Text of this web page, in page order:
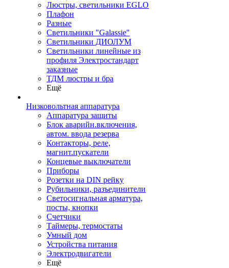
Люстры, светильники EGLO
Плафон
Разные
Светильники "Galassie"
Светильники ДИОЛУМ
Светильники линейные из
профиля Электростандарт
заказные
ТДМ люстры и бра
Ещё
Низковольтная аппаратура
Аппаратура защиты
Блок аварийн.включения,
автом. ввода резерва
Контакторы, реле,
магнит.пускатели
Концевые выключатели
Приборы
Розетки на DIN рейку
Рубильники, разъединители
Светосигнальная арматура,
посты, кнопки
Счетчики
Таймеры, термостаты
Умный дом
Устройства питания
Электродвигатели
Ещё